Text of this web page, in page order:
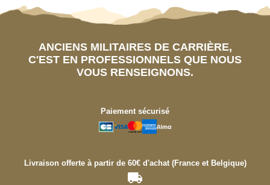
ANCIENS MILITAIRES DE CARRIÈRE,
C'EST EN PROFESSIONNELS QUE NOUS
VOUS RENSEIGNONS.
Paiement sécurisé
Livraison offerte à partir de 60€ d'achat (France et Belgique)